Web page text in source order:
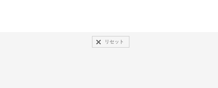
リセット